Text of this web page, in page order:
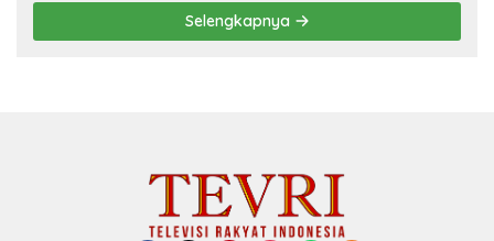
Selengkapnya